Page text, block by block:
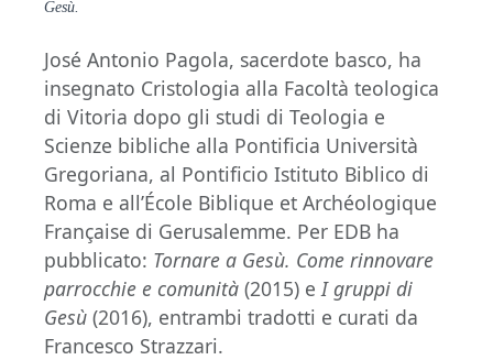
Gesù.
José Antonio Pagola, sacerdote basco, ha
insegnato Cristologia alla Facoltà teologica
di Vitoria dopo gli studi di Teologia e
Scienze bibliche alla Pontificia Università
Gregoriana, al Pontificio Istituto Biblico di
Roma e all’École Biblique et Archéologique
Française di Gerusalemme. Per EDB ha
pubblicato: Tornare a Gesù. Come rinnovare
parrocchie e comunità (2015) e I gruppi di
Gesù (2016), entrambi tradotti e curati da
Francesco Strazzari.